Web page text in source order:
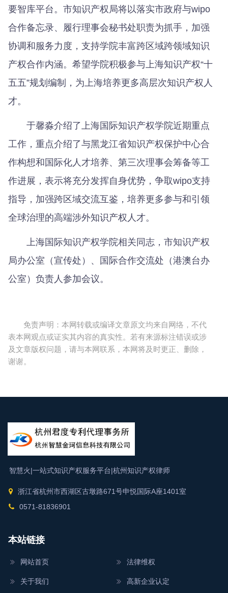
要智库平台。市知识产权局将以落实市政府与wipo
合作备忘录、履行理事会秘书处职责为抓手，加强
协调和服务力度，支持学院丰富跨区域跨领域知识
产权合作内涵。希望学院积极参与上海知识产权“十
五五”规划编制，为上海培养更多高层次知识产权人
才。
于馨淼介绍了上海国际知识产权学院近期重点
工作，重点介绍了与黑龙江省知识产权保护中心合
作构想和国际化人才培养、第三次理事会筹备等工
作进展，表示将充分发挥自身优势，争取wipo支持
指导，加强跨区域交流互鉴，培养更多参与和引领
全球治理的高端涉外知识产权人才。
上海国际知识产权学院相关同志，市知识产权
局办公室（宣传处）、国际合作交流处（港澳台办
公室）负责人参加会议。
免责声明：本网转载或编译文章原文均来自网络，不代
表本网观点或证实其内容的真实性。若有来源标注错误或涉
及文章版权问题，请与本网联系，本网将及时更正、删除，
谢谢。
智慧火|一站式知识产权服务平台|杭州知识产权律师
浙江省杭州市西湖区古墩路671号申悦国际A座1401室
0571-81836901
本站链接
网站首页
关于我们
法律维权
高新企业认定